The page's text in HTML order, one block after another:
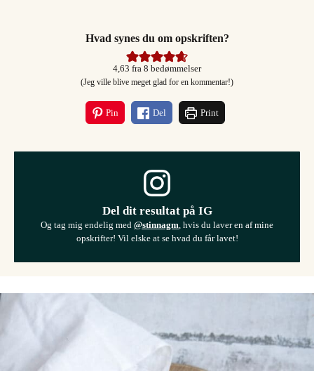
Hvad synes du om opskriften?
4,63 fra 8 bedømmelser
(Jeg ville blive meget glad for en kommentar!)
Pin Del Print
Del dit resultat på IG
Og tag mig endelig med @stinnagm , hvis du laver en af mine
opskrifter! Vil elske at se hvad du får lavet!